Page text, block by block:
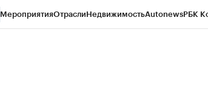
МероприятияОтраслиНедвижимостьAutonewsРБК